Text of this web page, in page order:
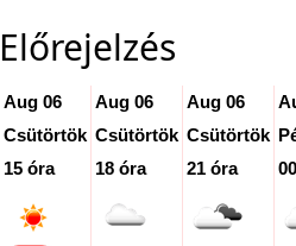
Előrejelzés
Aug 06
Csütörtök
15 óra
Aug 06
Csütörtök
18 óra
Aug 06
Csütörtök
21 óra